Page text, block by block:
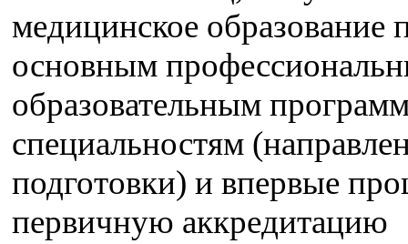
медицинское образование
основным
образовательным
специальностям
подготовки) и впервые
первичную аккредитацию